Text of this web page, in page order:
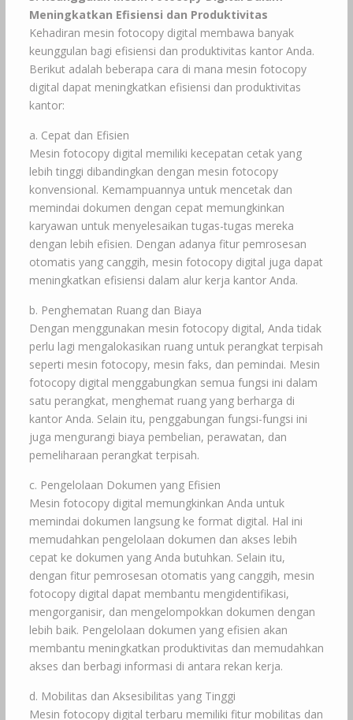
Meningkatkan Efisiensi dan Produktivitas
Kehadiran mesin fotocopy digital membawa banyak
keunggulan bagi efisiensi dan produktivitas kantor Anda.
Berikut adalah beberapa cara di mana mesin fotocopy
digital dapat meningkatkan efisiensi dan produktivitas
kantor:
a. Cepat dan Efisien
Mesin fotocopy digital memiliki kecepatan cetak yang
lebih tinggi dibandingkan dengan mesin fotocopy
konvensional. Kemampuannya untuk mencetak dan
memindai dokumen dengan cepat memungkinkan
karyawan untuk menyelesaikan tugas-tugas mereka
dengan lebih efisien. Dengan adanya fitur pemrosesan
otomatis yang canggih, mesin fotocopy digital juga dapat
meningkatkan efisiensi dalam alur kerja kantor Anda.
b. Penghematan Ruang dan Biaya
Dengan menggunakan mesin fotocopy digital, Anda tidak
perlu lagi mengalokasikan ruang untuk perangkat terpisah
seperti mesin fotocopy, mesin faks, dan pemindai. Mesin
fotocopy digital menggabungkan semua fungsi ini dalam
satu perangkat, menghemat ruang yang berharga di
kantor Anda. Selain itu, penggabungan fungsi-fungsi ini
juga mengurangi biaya pembelian, perawatan, dan
pemeliharaan perangkat terpisah.
c. Pengelolaan Dokumen yang Efisien
Mesin fotocopy digital memungkinkan Anda untuk
memindai dokumen langsung ke format digital. Hal ini
memudahkan pengelolaan dokumen dan akses lebih
cepat ke dokumen yang Anda butuhkan. Selain itu,
dengan fitur pemrosesan otomatis yang canggih, mesin
fotocopy digital dapat membantu mengidentifikasi,
mengorganisir, dan mengelompokkan dokumen dengan
lebih baik. Pengelolaan dokumen yang efisien akan
membantu meningkatkan produktivitas dan memudahkan
akses dan berbagi informasi di antara rekan kerja.
d. Mobilitas dan Aksesibilitas yang Tinggi
Mesin fotocopy digital terbaru memiliki fitur mobilitas dan